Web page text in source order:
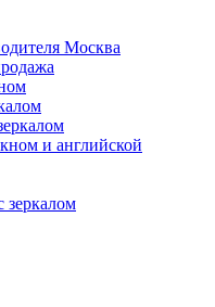
Москва
и английской
зеркалом